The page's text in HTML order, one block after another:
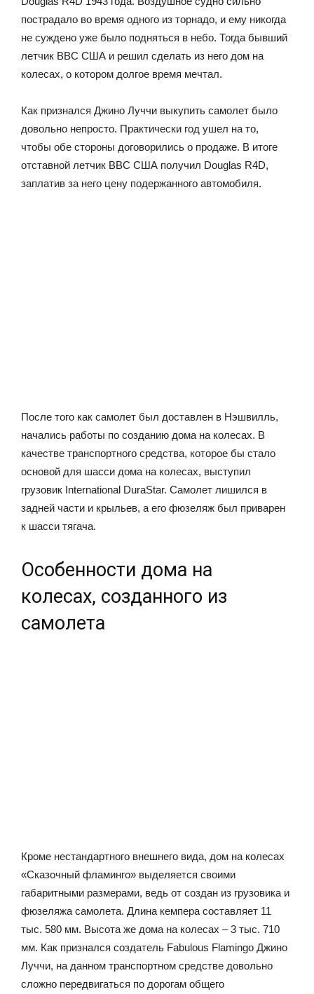
пострадало во время одного из торнадо, и ему никогда
не суждено уже было подняться в небо. Тогда бывший
летчик ВВС США и решил сделать из него дом на
колесах, о котором долгое время мечтал.
Как признался Джино Луччи выкупить самолет было
довольно непросто. Практически год ушел на то,
чтобы обе стороны договорились о продаже. В итоге
отставной летчик ВВС США получил Douglas R4D,
заплатив за него цену подержанного автомобиля.
После того как самолет был доставлен в Нэшвилль,
начались работы по созданию дома на колесах. В
качестве транспортного средства, которое бы стало
основой для шасси дома на колесах, выступил
грузовик International DuraStar. Самолет лишился в
задней части и крыльев, а его фюзеляж был приварен
к шасси тягача.
Особенности дома на
колесах, созданного из
самолета
Кроме нестандартного внешнего вида, дом на колесах
«Сказочный фламинго» выделяется своими
габаритными размерами, ведь от создан из грузовика и
фюзеляжа самолета. Длина кемпера составляет 11
тыс. 580 мм. Высота же дома на колесах – 3 тыс. 710
мм. Как признался создатель Fabulous Flamingo Джино
Луччи, на данном транспортном средстве довольно
сложно передвигаться по дорогам общего